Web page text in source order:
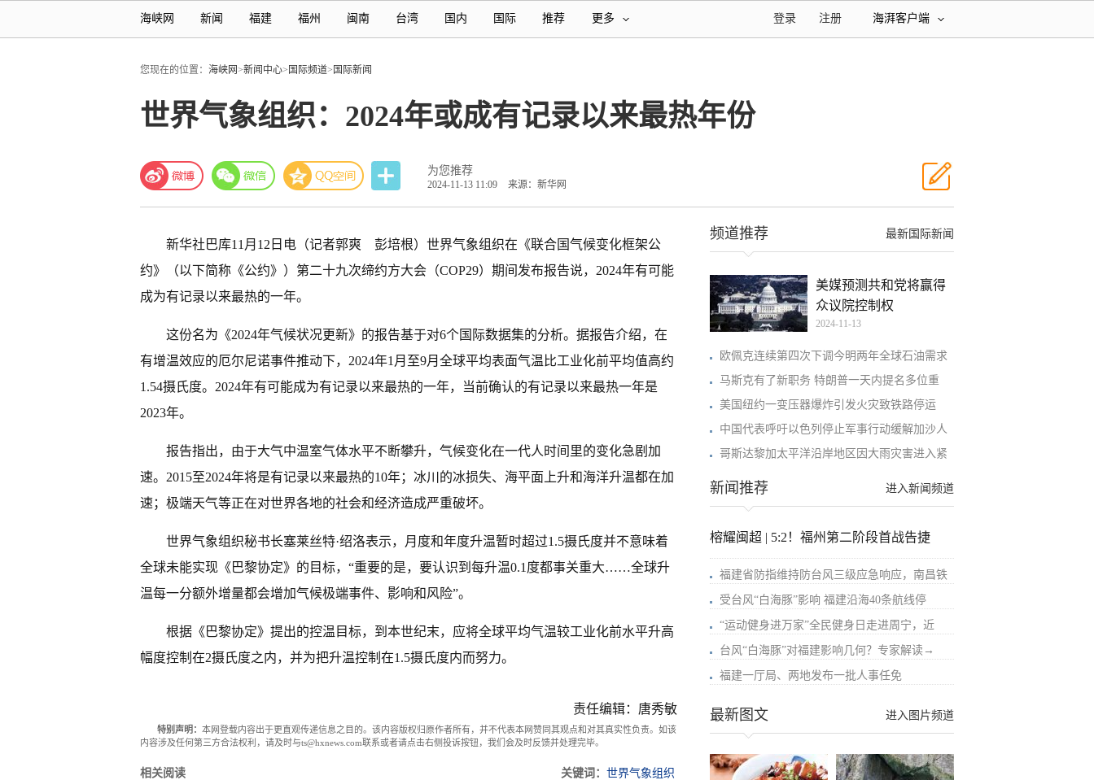
海峡网 新闻 福建 福州 闽南 台湾 国内 国际 推荐 更多 海湃客户端
注册
登录
您现在的位置： 海峡网>新闻中心> 国际频道> 国际新闻
世界气象组织：2024年或成有记录以来最热年份
为您推荐
2024-11-13 11:09 来源：新华网
新华社巴库11月12日电（记者郭爽 彭培根）世界气象组织在《联合国气候变化框架公
约》（以下简称《公约》）第二十九次缔约方大会（COP29）期间发布报告说，2024年有可能
成为有记录以来最热的一年。
这份名为《2024年气候状况更新》的报告基于对6个国际数据集的分析。据报告介绍，在
有增温效应的厄尔尼诺事件推动下，2024年1月至9月全球平均表面气温比工业化前平均值高约
1.54摄氏度。2024年有可能成为有记录以来最热的一年，当前确认的有记录以来最热一年是
2023年。
报告指出，由于大气中温室气体水平不断攀升，气候变化在一代人时间里的变化急剧加
速。2015至2024年将是有记录以来最热的10年；冰川的冰损失、海平面上升和海洋升温都在加
速；极端天气等正在对世界各地的社会和经济造成严重破坏。
世界气象组织秘书长塞莱丝特·绍洛表示，月度和年度升温暂时超过1.5摄氏度并不意味着
全球未能实现《巴黎协定》的目标，“重要的是，要认识到每升温0.1度都事关重大……全球升
温每一分额外增量都会增加气候极端事件、影响和风险”。
根据《巴黎协定》提出的控温目标，到本世纪末，应将全球平均气温较工业化前水平升高
幅度控制在2摄氏度之内，并为把升温控制在1.5摄氏度内而努力。
责任编辑：唐秀敏
特别声明： 本网登载内容出于更直观传递信息之目的。该内容版权归原作者所有，并不代表本网赞同其观点和对其真实性负责。如该
内容涉及任何第三方合法权利，请及时与ts@hxnews.com联系或者请点击右侧投诉按钮，我们会及时反馈并处理完毕。
相关阅读 关键词： 世界气象组织
最新国际新闻
频道推荐
美媒预测共和党将赢得
众议院控制权
2024-11-13
欧佩克连续第四次下调今明两年全球石油需求
马斯克有了新职务 特朗普一天内提名多位重
美国纽约一变压器爆炸引发火灾致铁路停运
中国代表呼吁以色列停止军事行动缓解加沙人
哥斯达黎加太平洋沿岸地区因大雨灾害进入紧
进入新闻频道
新闻推荐
榕耀闽超 | 5:2！福州第二阶段首战告捷
福建省防指维持防台风三级应急响应，南昌铁
受台风“白海豚”影响 福建沿海40条航线停
“运动健身进万家”全民健身日走进周宁，近
台风“白海豚”对福建影响几何？专家解读→
福建一厅局、两地发布一批人事任免
进入图片频道
最新图文